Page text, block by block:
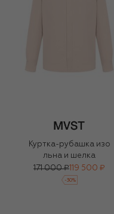
Куртка-рубашка изо
льна и шелка
171 000 ₽ 119 500 ₽
-30%